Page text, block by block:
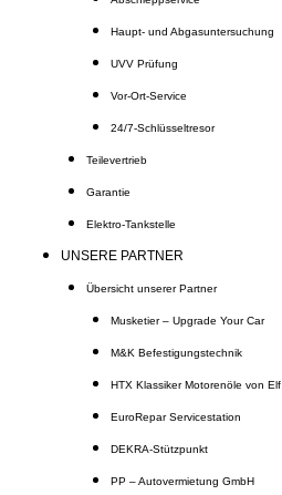
Haupt- und Abgasuntersuchung
UVV Prüfung
Vor-Ort-Service
24/7-Schlüsseltresor
Teilevertrieb
Garantie
Elektro-Tankstelle
UNSERE PARTNER
Übersicht unserer Partner
Musketier – Upgrade Your Car
M&K Befestigungstechnik
HTX Klassiker Motorenöle von Elf
EuroRepar Servicestation
DEKRA-Stützpunkt
PP – Autovermietung GmbH